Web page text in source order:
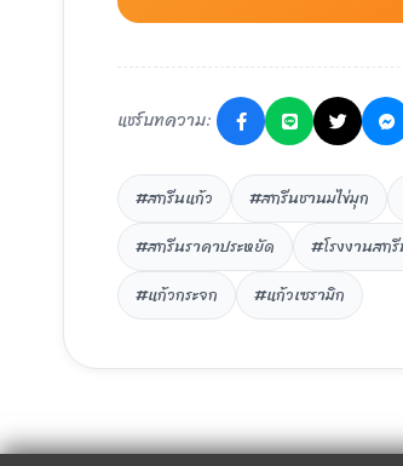
แชร์บทความ:
#สกรีนแก้ว #สกรีนชานมไข่มุก
#สกรีนราคาประหยัด
#โรงงานสก
#แก้วกระจก
#แก้วเซรามิก